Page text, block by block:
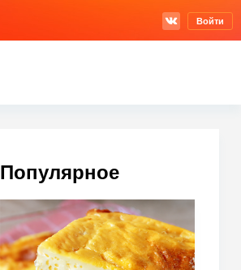
Войти
Популярное